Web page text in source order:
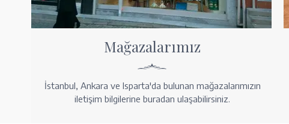
Mağazalarımız
İstanbul, Ankara ve Isparta'da bulunan mağazalarımızın
iletişim bilgilerine buradan ulaşabilirsiniz.